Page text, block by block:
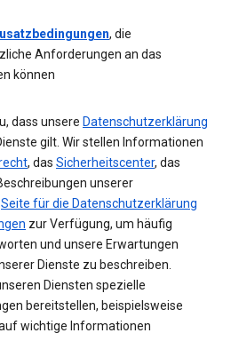
, die
Anforderungen an das
können
dass unsere Datenschutzerklärung
gilt. Wir stellen Informationen
, das Sicherheitscenter, das
unserer
Seite für die Datenschutzerklärung
zur Verfügung, um häufig
und unsere Erwartungen
Dienste zu beschreiben.
Diensten spezielle
bereitstellen, beispielsweise
wichtige Informationen